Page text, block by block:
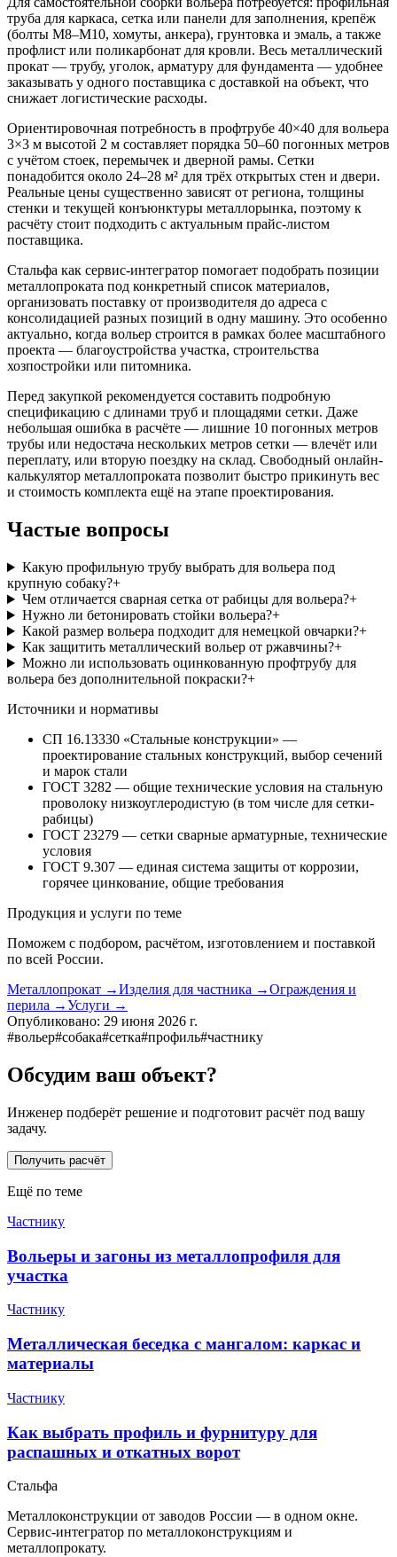
труба для каркаса, сетка или панели для заполнения, крепёж
(болты М8–М10, хомуты, анкера), грунтовка и эмаль, а также
профлист или поликарбонат для кровли. Весь металлический
прокат — трубу, уголок, арматуру для фундамента — удобнее
заказывать у одного поставщика с доставкой на объект, что
снижает логистические расходы.
Ориентировочная потребность в профтрубе 40×40 для вольера
3×3 м высотой 2 м составляет порядка 50–60 погонных метров
с учётом стоек, перемычек и дверной рамы. Сетки
понадобится около 24–28 м² для трёх открытых стен и двери.
Реальные цены существенно зависят от региона, толщины
стенки и текущей конъюнктуры металлорынка, поэтому к
расчёту стоит подходить с актуальным прайс-листом
поставщика.
Стальфа как сервис-интегратор помогает подобрать позиции
металлопроката под конкретный список материалов,
организовать поставку от производителя до адреса с
консолидацией разных позиций в одну машину. Это особенно
актуально, когда вольер строится в рамках более масштабного
проекта — благоустройства участка, строительства
хозпостройки или питомника.
Перед закупкой рекомендуется составить подробную
спецификацию с длинами труб и площадями сетки. Даже
небольшая ошибка в расчёте — лишние 10 погонных метров
трубы или недостача нескольких метров сетки — влечёт или
переплату, или вторую поездку на склад. Свободный онлайн-
калькулятор металлопроката позволит быстро прикинуть вес
и стоимость комплекта ещё на этапе проектирования.
Частые вопросы
Какую профильную трубу выбрать для вольера под
крупную собаку?+
Чем отличается сварная сетка от рабицы для вольера?+
Нужно ли бетонировать стойки вольера?+
Какой размер вольера подходит для немецкой овчарки?+
Как защитить металлический вольер от ржавчины?+
Можно ли использовать оцинкованную профтрубу для
вольера без дополнительной покраски?+
Источники и нормативы
СП 16.13330 «Стальные конструкции» —
проектирование стальных конструкций, выбор сечений
и марок стали
ГОСТ 3282 — общие технические условия на стальную
проволоку низкоуглеродистую (в том числе для сетки-
рабицы)
ГОСТ 23279 — сетки сварные арматурные, технические
условия
ГОСТ 9.307 — единая система защиты от коррозии,
горячее цинкование, общие требования
Продукция и услуги по теме
Поможем с подбором, расчётом, изготовлением и поставкой
по всей России.
Металлопрокат →Изделия для частника →Ограждения и
перила →Услуги →
Опубликовано: 29 июня 2026 г.
#вольер#собака#сетка#профиль#частнику
Обсудим ваш объект?
Инженер подберёт решение и подготовит расчёт под вашу
задачу.
Получить расчёт
Ещё по теме
Частнику
Вольеры и загоны из металлопрофиля для
участка
Частнику
Металлическая беседка с мангалом: каркас и
материалы
Частнику
Как выбрать профиль и фурнитуру для
распашных и откатных ворот
Стальфа
Металлоконструкции от заводов России — в одном окне.
Сервис-интегратор по металлоконструкциям и
металлопрокату.